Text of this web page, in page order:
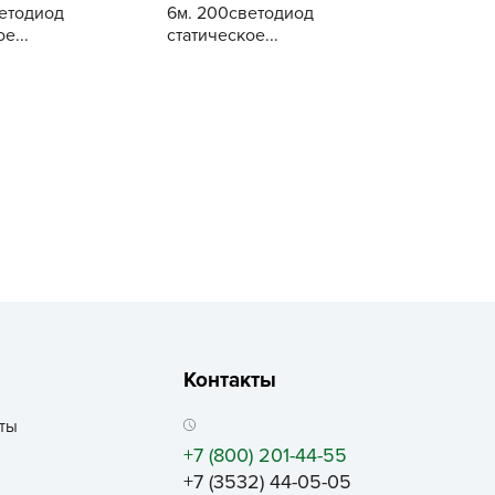
оффлайн
ГЕРА
дохлокс
6м. 200светодиод
статическое...
Контакты
+7 (800) 201-44-55
+7 (3532) 44-05-05